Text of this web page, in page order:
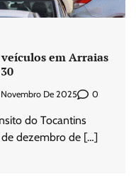
em Arraias
Novembro De 2025 0
do Tocantins
dezembro de […]